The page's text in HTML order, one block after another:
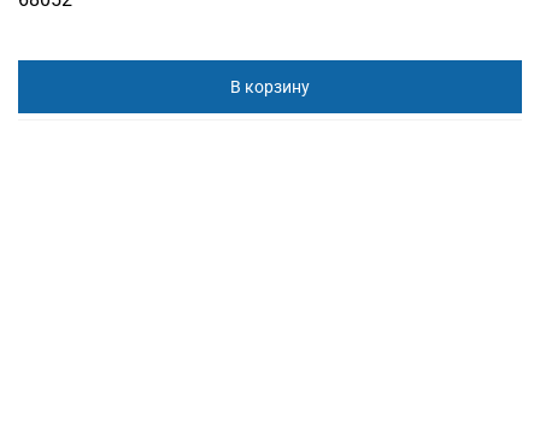
В корзину